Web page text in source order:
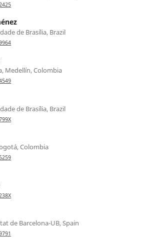
de Brasília, Brazil
Medellín, Colombia
de Brasília, Brazil
Colombia
de Barcelona-UB, Spain